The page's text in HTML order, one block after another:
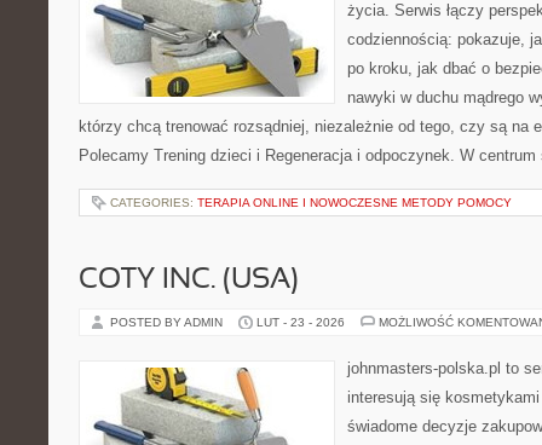
życia. Serwis łączy
codziennością: pokazuje,
po kroku, jak dbać o
nawyki w duchu mądrego
którzy chcą trenować rozsądniej, niezależnie od tego, czy są na
Polecamy Trening dzieci i Regeneracja i odpoczynek. W
CATEGORIES: TERAPIA ONLINE I NOWOCZESNE METODY POMOCY
COTY INC. (USA)
POSTED BY ADMIN LUT - 23 - 2026 MOŻLIWOŚĆ
johnmasters-polska.pl to
interesują się
świadome decyzje